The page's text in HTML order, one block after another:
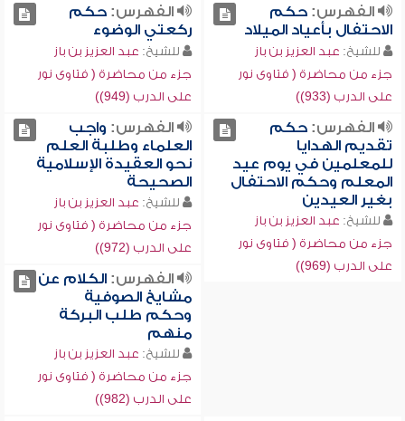
الفهرس:حكم
الاحتفال بأعياد الميلاد
للشيخ: عبد العزيز بن باز
جزء من محاضرة ( فتاوى نور
على الدرب (933))
الفهرس:حكم
ركعتي الوضوء
للشيخ: عبد العزيز بن باز
جزء من محاضرة ( فتاوى نور
على الدرب (949))
الفهرس:حكم
تقديم الهدايا
للمعلمين في يوم عيد
المعلم وحكم الاحتفال
بغير العيدين
للشيخ: عبد العزيز بن باز
جزء من محاضرة ( فتاوى نور
على الدرب (969))
الفهرس: واجب
العلماء وطلبة العلم
نحو العقيدة الإسلامية
الصحيحة
للشيخ: عبد العزيز بن باز
جزء من محاضرة ( فتاوى نور
على الدرب (972))
الفهرس:الكلام عن
مشايخ الصوفية
وحكم طلب البركة
منهم
للشيخ: عبد العزيز بن باز
جزء من محاضرة ( فتاوى نور
على الدرب (982))